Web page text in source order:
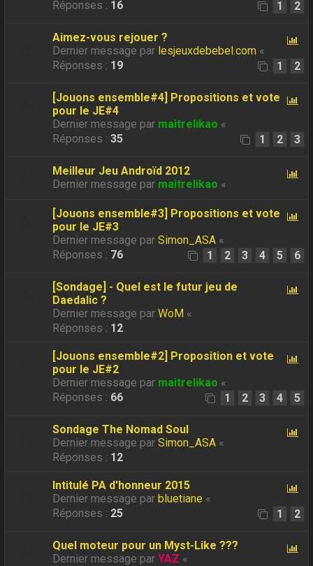
Réponses : 16 1 2
Aimez-vous rejouer ?
Dernier message par lesjeuxdebebel.com «
Réponses : 19 1 2
[Jouons ensemble#4] Propositions et vote
pour le JE#4
Dernier message par maitrelikao «
Réponses :35 1 2 3
Meilleur Jeu Androïd 2012
Dernier message par maitrelikao «
[Jouons ensemble#3] Propositions et vote
pour le JE#3
Dernier message parSimon_ASA «
Réponses : 76 1 2 3 4 5 6
[Sondage] - Quel est le futur jeu de
Daedalic ?
Dernier message parWoM «
Réponses : 12
[Jouons ensemble#2] Proposition et vote
pour le JE#2
Dernier message par maitrelikao «
Réponses : 66 1 2 3 4 5
Sondage The Nomad Soul
Dernier message parSimon_ASA «
Réponses : 12
Intitulé PA d'honneur 2015
Dernier message par bluetiane «
Réponses : 25 1 2
Quel moteur pour un Myst-Like ???
Dernier message parYAZ «